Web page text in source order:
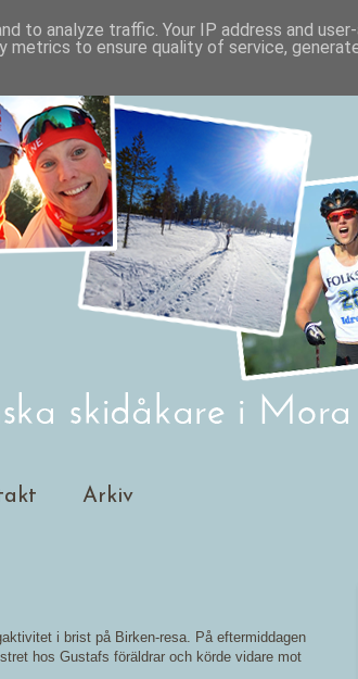
Arkiv
i brist på Birken-resa. På eftermiddagen
hos Gustafs föräldrar och körde vidare mot
to analyze traffic. Your IP address and
metrics to ensure quality of service,